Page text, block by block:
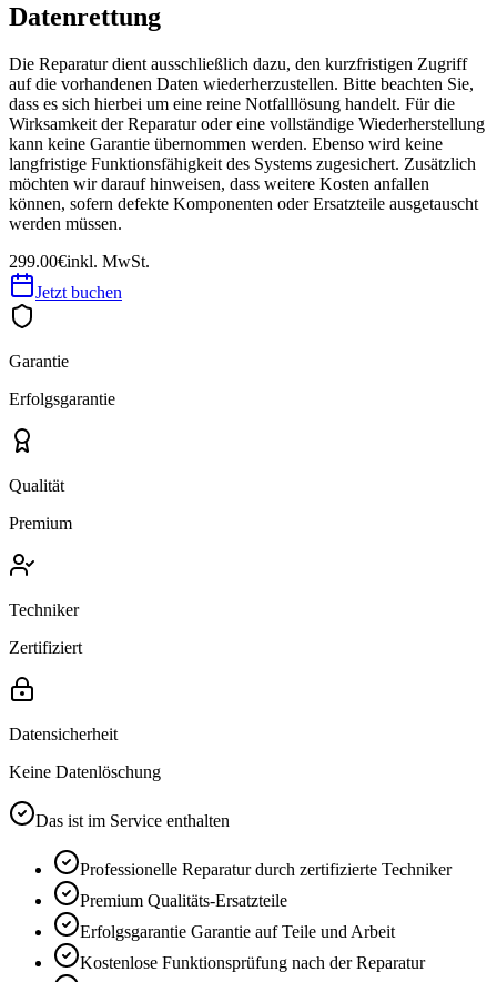
Datenrettung
Die Reparatur dient ausschließlich dazu, den kurzfristigen Zugriff
auf die vorhandenen Daten wiederherzustellen. Bitte beachten Sie,
dass es sich hierbei um eine reine Notfalllösung handelt. Für die
Wirksamkeit der Reparatur oder eine vollständige Wiederherstellung
kann keine Garantie übernommen werden. Ebenso wird keine
langfristige Funktionsfähigkeit des Systems zugesichert. Zusätzlich
möchten wir darauf hinweisen, dass weitere Kosten anfallen
können, sofern defekte Komponenten oder Ersatzteile ausgetauscht
werden müssen.
299.00€inkl. MwSt.
Jetzt buchen
Garantie
Erfolgsgarantie
Qualität
Premium
Techniker
Zertifiziert
Datensicherheit
Keine Datenlöschung
Das ist im Service enthalten
Professionelle Reparatur durch zertifizierte Techniker
Premium Qualitäts-Ersatzteile
Erfolgsgarantie Garantie auf Teile und Arbeit
Kostenlose Funktionsprüfung nach der Reparatur